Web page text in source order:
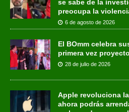
se sabe de la
preocupa la
6 de agosto de 2026
El BOmm celebra
primera vez
28 de julio de 2026
Apple revoluciona
ahora podrás